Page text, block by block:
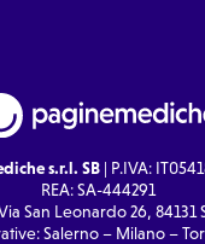
s.r.l. SB| P.IVA:
REA: SA-444291
San Leonardo 26, 84131
Salerno – Milano –